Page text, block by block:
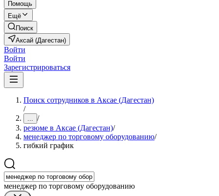
Помощь
Ещё
Поиск
Аксай (Дагестан)
Войти
Войти
Зарегистрироваться
Поиск сотрудников в Аксае (Дагестан)
/
... /
резюме в Аксае (Дагестан)/
менеджер по торговому оборудованию/
гибкий график
менеджер по торговому оборудованию